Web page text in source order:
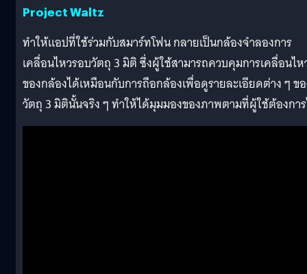
Project Waltz
ทำให้แอปที่ใช้ร่วมกับสมาร์ทโฟน กลายเป็นกล้องจำลองการ
เคลื่อนไหวรอบวัตถุ 3 มิติ ซึ่งผู้ใช้สามารถควบคุมการเคลื่อนไห
ของกล้องได้เหมือนกับการถือกล้องเพื่อดูรายละเอียดต่าง ๆ ข
วัตถุ 3 มิตินั้นจริง ๆ ทำให้ได้มุมมองของภาพตามที่ผู้ใช้ต้องกา